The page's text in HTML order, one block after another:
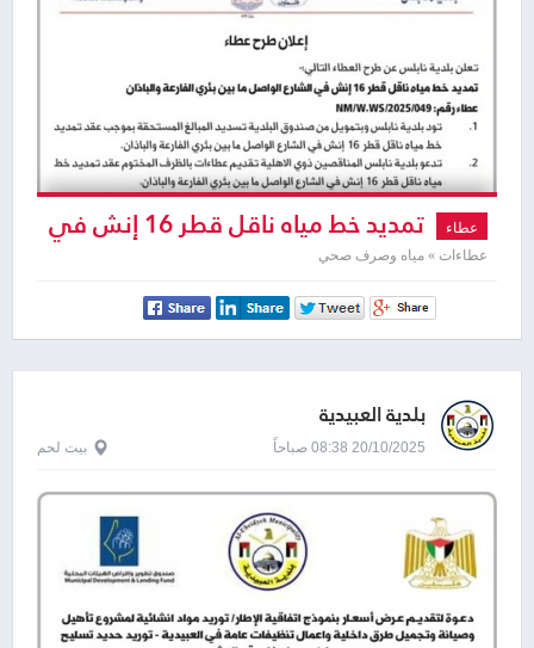
عطاء تمديد خط مياه ناقل قطر 16 إنش في
الشارع الواصل ما بين بئري الفارعة والباذان
عطاءات » مياه وصرف صحي
بلدية العبيدية
20/10/2025 08:38 صباحاً بيت لحم